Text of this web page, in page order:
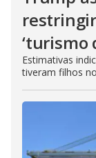
‘turismo
Estimativas
tiveram filhos